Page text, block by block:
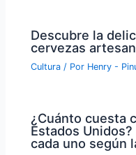
Descubre la
cervezas
Cultura / Por Henry -
¿Cuánto cuesta
Estados
cada uno según